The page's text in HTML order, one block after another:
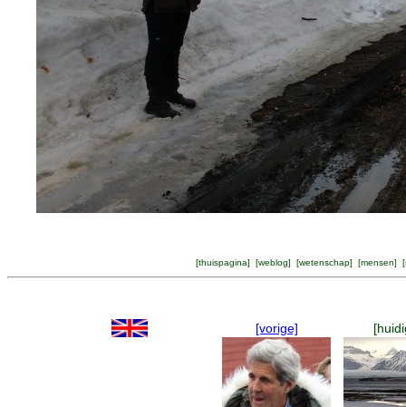
[thuispagina] [weblog] [wetenschap] [mensen] [
[vorige]